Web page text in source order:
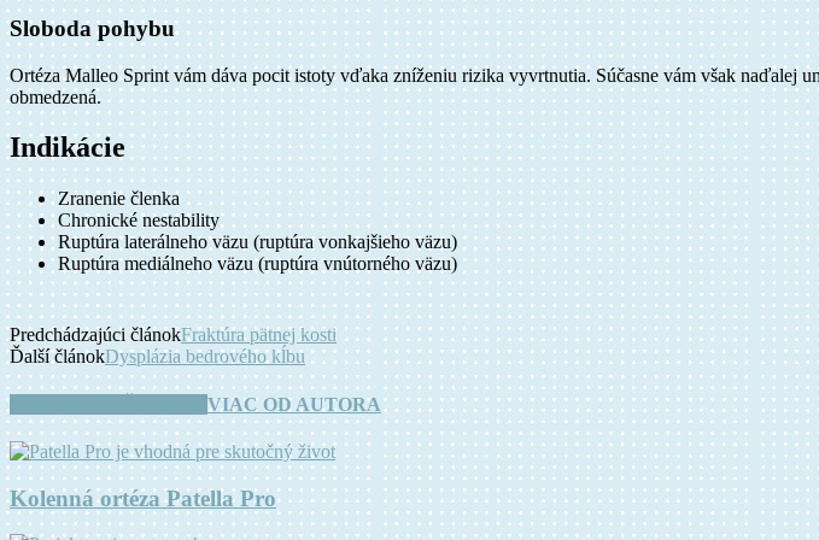
Sloboda pohybu
Ortéza Malleo Sprint vám dáva pocit istoty vďaka zníženiu rizika vyvrtnutia. Súčasne vám však naďalej
obmedzená.
Indikácie
Zranenie členka
Chronické nestability
Ruptúra laterálneho väzu (ruptúra vonkajšieho väzu)
Ruptúra mediálneho väzu (ruptúra vnútorného väzu)
Predchádzajúci článokFraktúra pätnej kosti
Ďalší článokDysplázia bedrového kĺbu
VIAC OD AUTORA
Kolenná ortéza Patella Pro